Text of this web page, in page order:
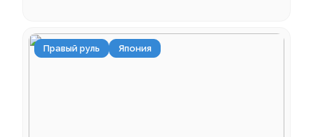
Правый руль Япония